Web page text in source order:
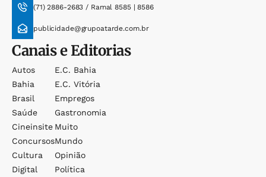
(71) 2886-2683 / Ramal 8585 | 8586
publicidade@grupoatarde.com.br
Canais e Editorias
Autos
Bahia
Brasil
Saúde
Cineinsite
Concursos
Cultura
Digital
E.c. Bahia
E.c. Vitória
Empregos
Gastronomia
Muito
Mundo
Opinião
Política